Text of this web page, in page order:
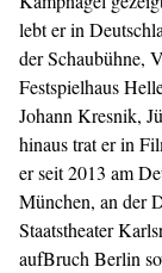
lebt er in
der Schaubühne,
Festspielhaus
Johann Kresnik,
hinaus trat er in
er seit 2013 am
München, an der
Staatstheater
aufBruch Berlin